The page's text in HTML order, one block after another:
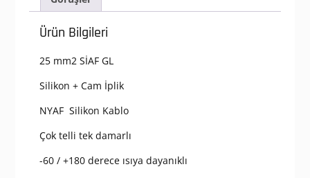
Ürün Bilgileri
25 mm2 SİAF GL
Silikon + Cam İplik
NYAF Silikon Kablo
Çok telli tek damarlı
-60 / +180 derece ısıya dayanıklı